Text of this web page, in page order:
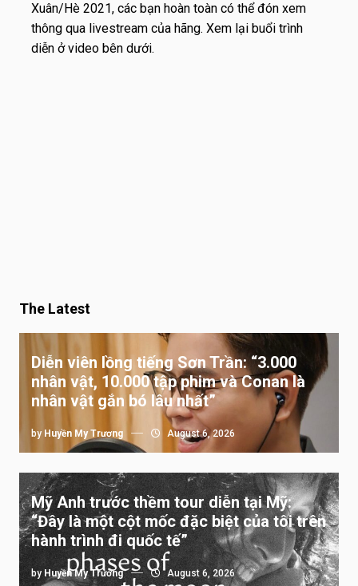
Xuân/Hè 2021, các bạn hoàn toàn có thể đón xem
thông qua livestream của hãng. Xem lại buổi trình
diễn ở video bên dưới.
The Latest
Diễn viên lồng tiếng Sơn Trần: “3.000
nhân vật, 10.000 tập phim và Conan là
nhân vật gắn bó lâu nhất”
by Huyền My Trương August 6, 2026
Mỹ Anh trước thềm tour diễn tại Mỹ:
“Đây là một cột mốc đặc biệt của tôi trên
hành trình đi quốc tế”
by Huyền My Trương August 6, 2026